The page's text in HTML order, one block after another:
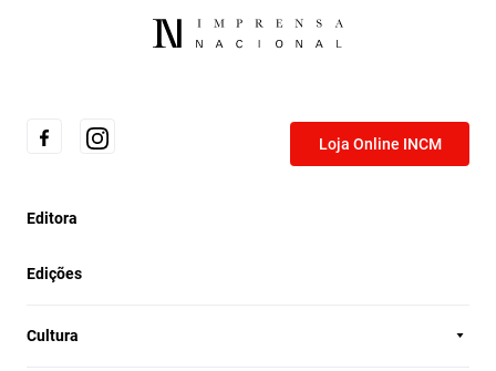
Loja Online INCM
Editora
Edições
Cultura